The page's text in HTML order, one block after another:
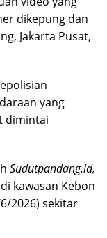
dikepung dan
Jakarta Pusat,
yang
dimintai
Sudutpandang.id,
kawasan Kebon
2026) sekitar